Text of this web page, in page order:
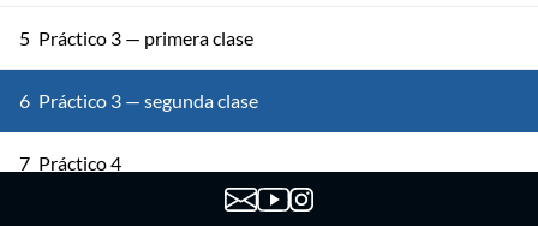
5 Práctico 3 — primera clase
6 Práctico 3 — segunda clase
7 Práctico 4